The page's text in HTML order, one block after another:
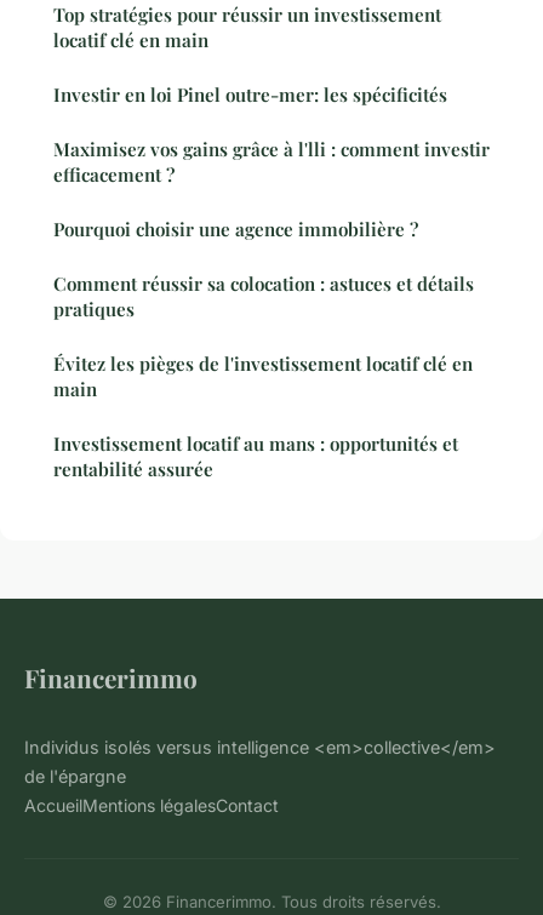
Top stratégies pour réussir un investissement
locatif clé en main
Investir en loi Pinel outre-mer: les spécificités
Maximisez vos gains grâce à l'lli : comment investir
efficacement ?
Pourquoi choisir une agence immobilière ?
Comment réussir sa colocation : astuces et détails
pratiques
Évitez les pièges de l'investissement locatif clé en
main
Investissement locatif au mans : opportunités et
rentabilité assurée
Financerimmo
Individus isolés versus intelligence <em>collective</em>
de l'épargne
AccueilMentions légalesContact
© 2026 Financerimmo. Tous droits réservés.